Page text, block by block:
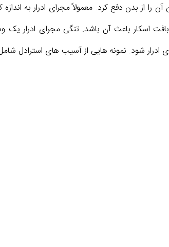
را از بدن دفع کرد. معمولاً مجرای ادرار به
بافت اسکار باعث آن باشد. تنگی مجرای
ادرار شود. نمونه هایی از آسیب های استرادل